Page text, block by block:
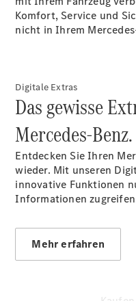
Komfort, Service und
nicht in Ihrem
Digitale Extras
Das gewisse
Mercedes‑Benz.
Entdecken Sie Ihren
wieder. Mit unseren
innovative Funktionen
Informationen
Mehr erfahren